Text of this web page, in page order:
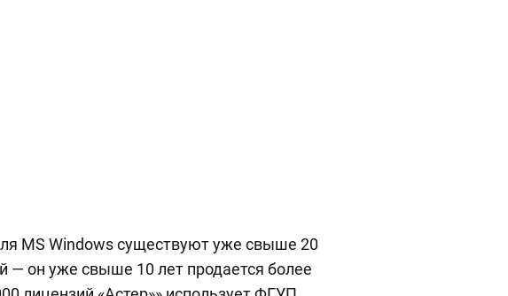
MS Windows существуют уже свыше 20
— он уже свыше 10 лет продается более